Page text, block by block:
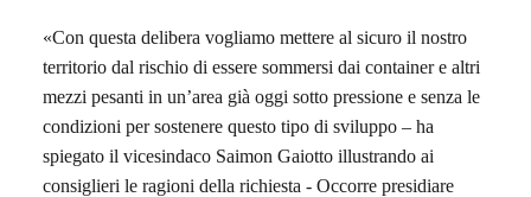
«Con questa delibera vogliamo mettere al sicuro il nostro
territorio dal rischio di essere sommersi dai container e altri
mezzi pesanti in un’area già oggi sotto pressione e senza le
condizioni per sostenere questo tipo di sviluppo – ha
spiegato il vicesindaco Saimon Gaiotto illustrando ai
consiglieri le ragioni della richiesta - Occorre presidiare